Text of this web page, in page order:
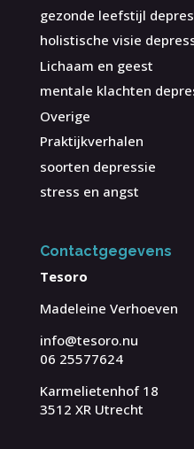
gezonde leefstijl
holistische visie
Lichaam en geest
mentale klachten
Overige
Praktijkverhalen
soorten depressie
stress en angst
Contactgegevens
Tesoro
Madeleine Verhoeven
info@tesoro.nu
06 25577624
Karmelietenhof 18
3512 XR Utrecht